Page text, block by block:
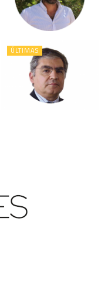
ÚLTIMAS